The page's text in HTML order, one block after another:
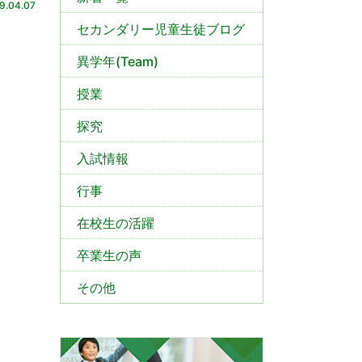
セカンダリー児童生徒ブログ
異学年(Team)
授業
探究
入試情報
行事
在校生の活躍
卒業生の声
その他